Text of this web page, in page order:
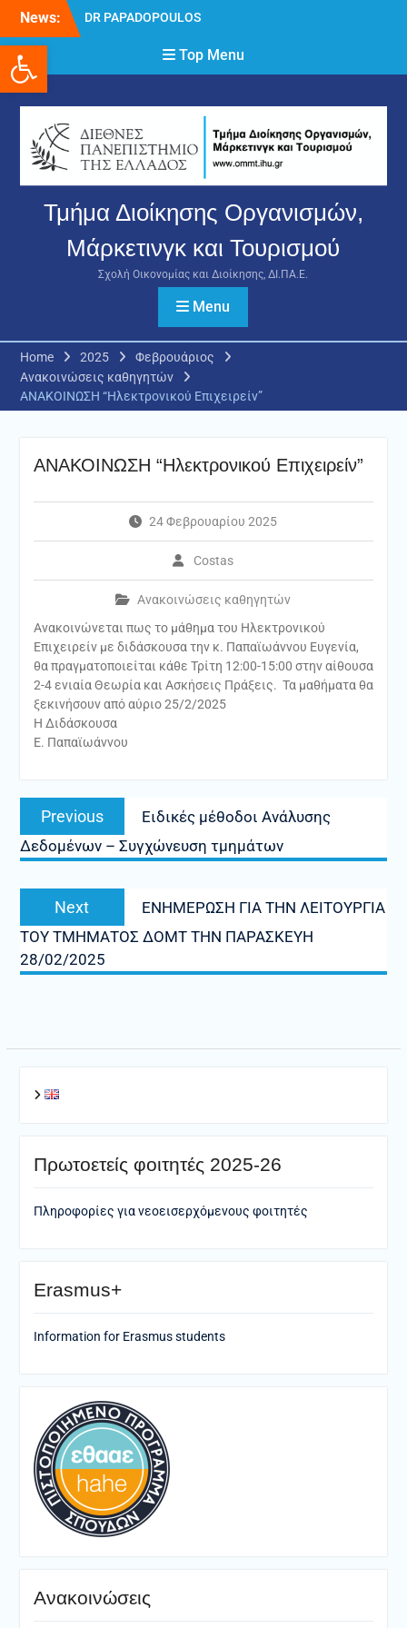
Ανοίξτε τη γραμμή εργαλείων
content
News:
DR PAPADOPOULOS
Δρ Παπαδόπουλος
Νικόλαος
δικαιολογητικών και
ενστάσεων για τη
χορήγηση του
στεγαστικού επιδόματος
ακαδημαϊκού έτους 2025-
2026.
Top Menu
Τμήμα Διοίκησης Οργανισμών,
Μάρκετινγκ και Τουρισμού
Σχολή Οικονομίας και Διοίκησης, ΔΙ.ΠΑ.Ε.
Menu
Home 2025
Φεβρουάριος
Ανακοινώσεις καθηγητών
ΑΝΑΚΟΙΝΩΣΗ “Ηλεκτρονικού Επιχειρείν”
ΑΝΑΚΟΙΝΩΣΗ “Ηλεκτρονικού Επιχειρείν”
24 Φεβρουαρίου 2025
Costas
Ανακοινώσεις καθηγητών
Ανακοινώνεται πως το μάθημα του Ηλεκτρονικού
Επιχειρείν με διδάσκουσα την κ. Παπαϊωάννου Ευγενία,
θα πραγματοποιείται κάθε Τρίτη 12:00-15:00 στην αίθουσα
2-4 ενιαία Θεωρία και Ασκήσεις Πράξεις. Τα μαθήματα θα
ξεκινήσουν από αύριο 25/2/2025
Η Διδάσκουσα
Ε. Παπαϊωάννου
Πλοήγηση
άρθρων
Previous
Previous
post:
Ειδικές μέθοδοι Ανάλυσης
Δεδομένων – Συγχώνευση τμημάτων
Next
post:
ΕΝΗΜΕΡΩΣΗ ΓΙΑ ΤΗΝ ΛΕΙΤΟΥΡΓΙΑ
ΤΟΥ ΤΜΗΜΑΤΟΣ ΔΟΜΤ ΤΗΝ ΠΑΡΑΣΚΕΥΗ
28/02/2025
Πρωτοετείς φοιτητές 2025-26
Πληροφορίες για νεοεισερχόμενους φοιτητές
Erasmus+
Information for Erasmus students
Ανακοινώσεις